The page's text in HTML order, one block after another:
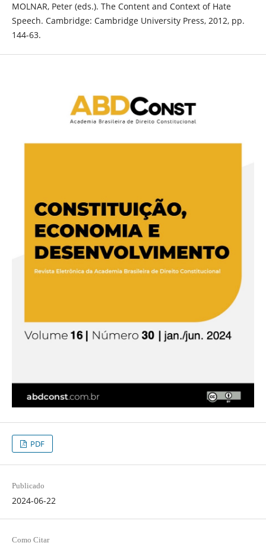
MOLNAR, Peter (eds.). The Content and Context of Hate
Speech. Cambridge: Cambridge University Press, 2012, pp.
144-63.
PDF
Publicado
2024-06-22
Como Citar